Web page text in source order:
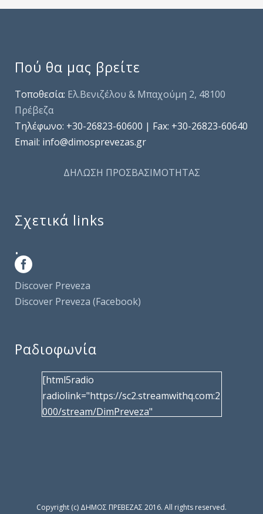
Πού θα μας βρείτε
Τοποθεσία: Ελ.Βενιζέλου & Μπαχούμη 2, 48100
Πρέβεζα
Τηλέφωνo: +30-26823-60600 | Fax: +30-26823-60640
Email: info@dimosprevezas.gr
ΔΗΛΩΣΗ ΠΡΟΣΒΑΣΙΜΟΤΗΤΑΣ
Σχετικά links
.
Discover Preveza
Discover Preveza (Facebook)
Ραδιοφωνία
[html5radio
radiolink="https://sc2.streamwithq.com:2
000/stream/DimPreveza"
facebook="https://www.facebook.com/%
Copyright (c) ΔΗΜΟΣ ΠΡΕΒΕΖΑΣ 2016. All rights reserved.